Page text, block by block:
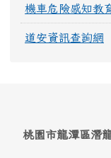
機車危險感知教
道安資訊查詢網
桃園市龍潭區潛